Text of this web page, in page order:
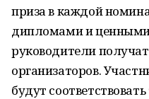
приза в каждой
дипломами и
руководители
организаторов.
будут